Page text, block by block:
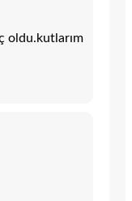
oldu.kutlarım